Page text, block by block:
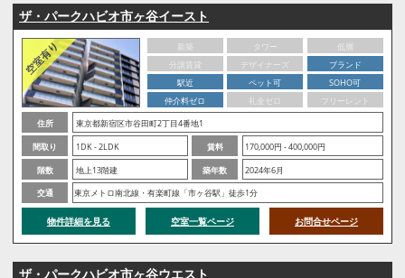
ザ・パークハビオ市ヶ谷イースト
新築 タワー
低層
分譲賃貸
デザイナーズ
ブランド
駅近
ペット可
SOHO可
仲介料ゼロ
礼金ゼロ
フリーレント
住所
東京都新宿区市谷田町2丁目4番地1
間取り
1DK - 2LDK 賃料
170,000円 - 400,000円
階数
地上13階建 築年数
2024年6月
交通
東京メトロ南北線・有楽町線「市ヶ谷駅」徒歩1分
物件詳細を見る 空室一覧ページ お問合せページ
ザ・パークハビオ市ヶ谷ウエスト